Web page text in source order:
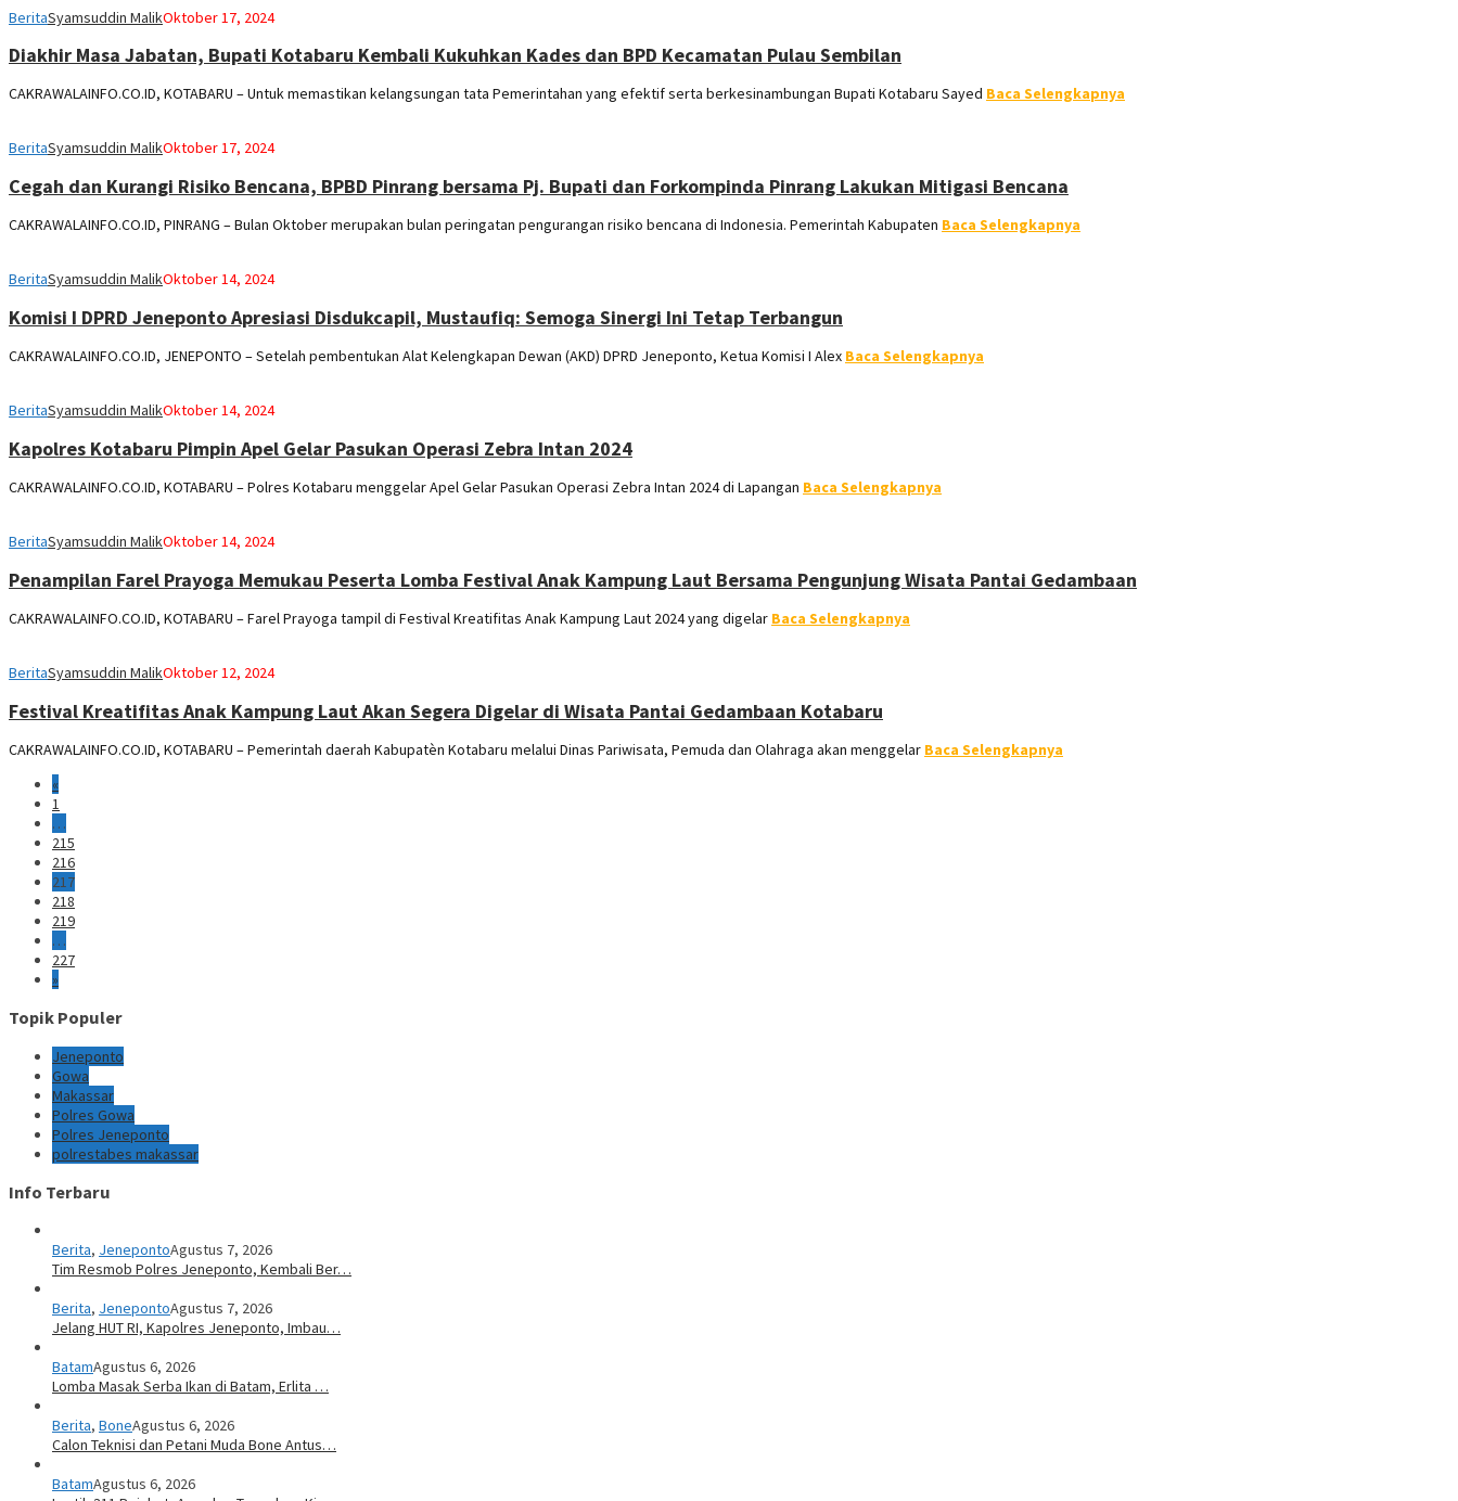
BeritaSyamsuddin MalikOktober 17, 2024
Diakhir Masa Jabatan, Bupati Kotabaru Kembali Kukuhkan Kades dan BPD Kecamatan Pulau Sembilan
CAKRAWALAINFO.CO.ID, KOTABARU – Untuk memastikan kelangsungan tata Pemerintahan yang efektif serta berkesinambungan Bupati Kotabaru Sayed Baca Selengkapnya
BeritaSyamsuddin MalikOktober 17, 2024
Cegah dan Kurangi Risiko Bencana, BPBD Pinrang bersama Pj. Bupati dan Forkompinda Pinrang Lakukan Mitigasi Bencana
CAKRAWALAINFO.CO.ID, PINRANG – Bulan Oktober merupakan bulan peringatan pengurangan risiko bencana di Indonesia. Pemerintah Kabupaten Baca Selengkapnya
BeritaSyamsuddin MalikOktober 14, 2024
Komisi I DPRD Jeneponto Apresiasi Disdukcapil, Mustaufiq: Semoga Sinergi Ini Tetap Terbangun
CAKRAWALAINFO.CO.ID, JENEPONTO – Setelah pembentukan Alat Kelengkapan Dewan (AKD) DPRD Jeneponto, Ketua Komisi I Alex Baca Selengkapnya
BeritaSyamsuddin MalikOktober 14, 2024
Kapolres Kotabaru Pimpin Apel Gelar Pasukan Operasi Zebra Intan 2024
CAKRAWALAINFO.CO.ID, KOTABARU – Polres Kotabaru menggelar Apel Gelar Pasukan Operasi Zebra Intan 2024 di Lapangan Baca Selengkapnya
BeritaSyamsuddin MalikOktober 14, 2024
Penampilan Farel Prayoga Memukau Peserta Lomba Festival Anak Kampung Laut Bersama Pengunjung Wisata Pantai Gedambaan
CAKRAWALAINFO.CO.ID, KOTABARU – Farel Prayoga tampil di Festival Kreatifitas Anak Kampung Laut 2024 yang digelar Baca Selengkapnya
BeritaSyamsuddin MalikOktober 12, 2024
Festival Kreatifitas Anak Kampung Laut Akan Segera Digelar di Wisata Pantai Gedambaan Kotabaru
CAKRAWALAINFO.CO.ID, KOTABARU – Pemerintah daerah Kabupatèn Kotabaru melalui Dinas Pariwisata, Pemuda dan Olahraga akan menggelar Baca Selengkapnya
«
1
…
215
216
217
218
219
…
227
»
Topik Populer
Jeneponto
Gowa
Makassar
Polres Gowa
Polres Jeneponto
polrestabes makassar
Info Terbaru
Berita, JenepontoAgustus 7, 2026
Tim Resmob Polres Jeneponto, Kembali Ber…
Berita, JenepontoAgustus 7, 2026
Jelang HUT RI, Kapolres Jeneponto, Imbau…
BatamAgustus 6, 2026
Lomba Masak Serba Ikan di Batam, Erlita …
Berita, BoneAgustus 6, 2026
Calon Teknisi dan Petani Muda Bone Antus…
BatamAgustus 6, 2026